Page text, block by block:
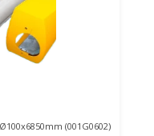
(001G0602)